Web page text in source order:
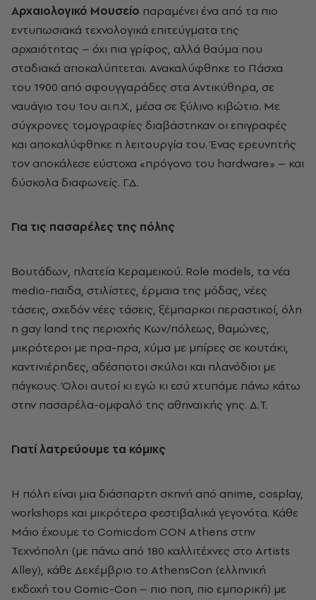
Αρχαιολογικό Μουσείο παραμένει ένα από τα πιο
εντυπωσιακά τεχνολογικά επιτεύγματα της
αρχαιότητας – όχι πια γρίφος, αλλά θαύμα που
σταδιακά αποκαλύπτεται. Ανακαλύφθηκε το Πάσχα
του 1900 από σφουγγαράδες στα Αντικύθηρα, σε
ναυάγιο του 1ου αι.π.Χ., μέσα σε ξύλινο κιβώτιο. Με
σύγχρονες τομογραφίες διαβάστηκαν οι επιγραφές
και αποκαλύφθηκε η λειτουργία του. Ένας ερευνητής
τον αποκάλεσε εύστοχα «πρόγονο του hardware» – και
δύσκολα διαφωνείς. Γ.Δ.
Για τις πασαρέλες της πόλης
Bουτάδων, πλατεία Kεραμεικού. Role models, τα νέα
medio-παιδα, στιλίστες, έρμαια της μόδας, νέες
τάσεις, σχεδόν νέες τάσεις, ξέμπαρκοι περαστικοί, όλη
η gay land της περιοχής Kων/πόλεως, θαμώνες,
μικρότεροι με πρα-πρα, χύμα με μπίρες σε κουτάκι,
καντινιέρηδες, αδέσποτοι σκύλοι και πλανόδιοι με
πάγκους. Όλοι αυτοί κι εγώ κι εσύ χτυπάμε πάνω κάτω
στην πασαρέλα-ομφαλό της αθηναϊκής γης. Δ.T.
Γιατί λατρεύουμε τα κόμικς
Η πόλη είναι μια διάσπαρτη σκηνή από anime, cosplay,
workshops και μικρότερα φεστιβαλικά γεγονότα. Κάθε
Μάιο έχουμε το Comicdom CON Athens στην
Τεχνόπολη (με πάνω από 180 καλλιτέχνες στο Artists
Alley), κάθε Δεκέμβριο το AthensCon (ελληνική
εκδοχή του Comic-Con – πιο ποπ, πιο εμπορική) με